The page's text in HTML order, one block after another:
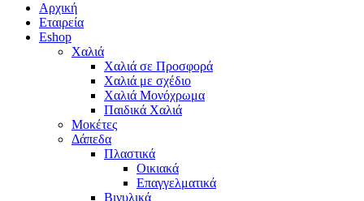
Αρχική
Εταιρεία
Eshop
Χαλιά
Χαλιά σε Προσφορά
Χαλιά με σχέδιο
Χαλιά Μονόχρωμα
Παιδικά Χαλιά
Μοκέτες
Δάπεδα
Πλαστικά
Οικιακά
Επαγγελματικά
Βινυλικά